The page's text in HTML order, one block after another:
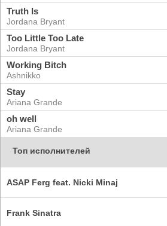
Truth Is
Jordana Bryant
Too Little Too Late
Jordana Bryant
Working Bitch
Ashnikko
Stay
Ariana Grande
oh well
Ariana Grande
Топ исполнителей
ASAP Ferg feat. Nicki Minaj
Frank Sinatra